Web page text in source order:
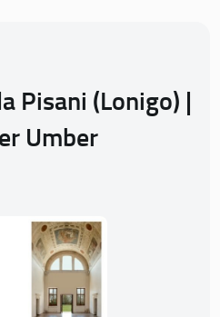
Pisani (Lonigo) |
Umber